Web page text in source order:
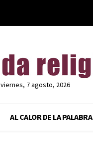
viernes, 7 agosto, 2026
AL CALOR DE LA PALABRA